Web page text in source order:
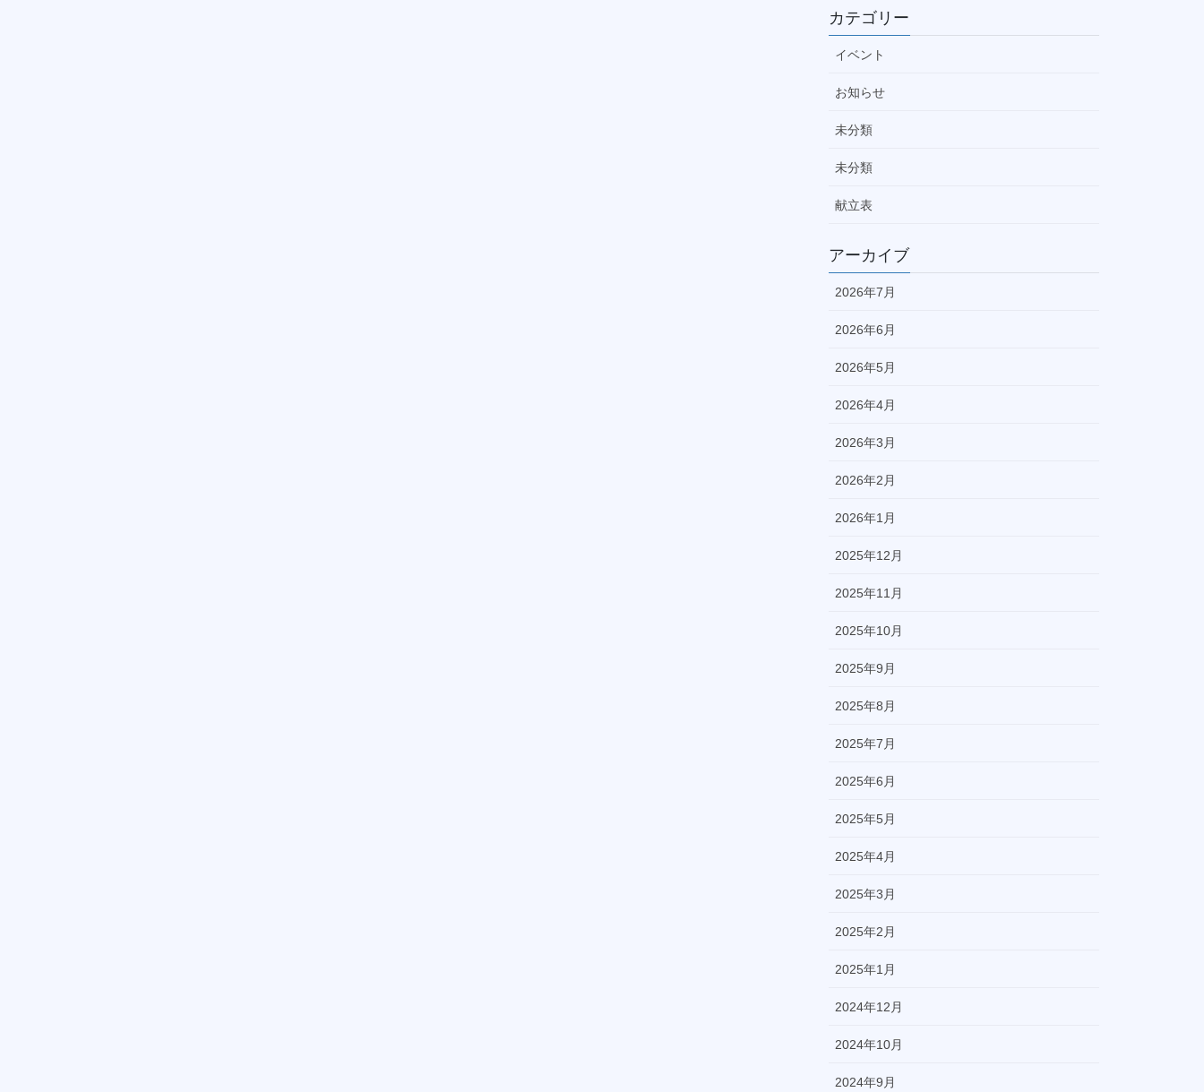
カテゴリー
イベント
お知らせ
未分類
未分類
献立表
アーカイブ
2026年7月
2026年6月
2026年5月
2026年4月
2026年3月
2026年2月
2026年1月
2025年12月
2025年11月
2025年10月
2025年9月
2025年8月
2025年7月
2025年6月
2025年5月
2025年4月
2025年3月
2025年2月
2025年1月
2024年12月
2024年10月
2024年9月